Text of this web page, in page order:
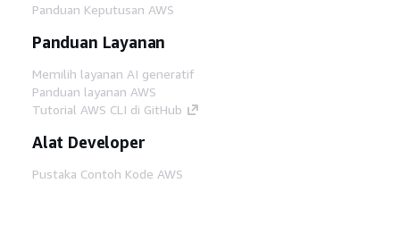
Panduan Keputusan AWS
Panduan Layanan
Memilih layanan AI generatif
Panduan layanan AWS
Tutorial AWS CLI di GitHub
Alat Developer
Pustaka Contoh Kode AWS